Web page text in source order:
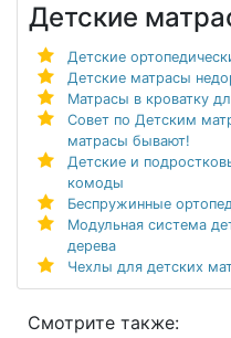
Детские
Детские
Детские матрасы
Матрасы в кроватку
Совет по Детским
матрасы бывают!
Детские и
комоды
Беспружинные
Модульная система
дерева
Чехлы для детских
Смотрите также: